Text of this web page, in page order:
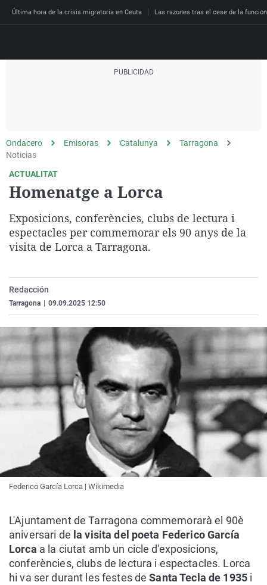
Última hora de la crisis migratoria en Ceuta Las razones tras el cese de la
Radioestadio
Radioestadio noche
La rosa de los vientos
Como el perro y el
Malas decisiones
Invisibles
Prohibido morirse
Caso
Equipo de
Operación Viuda
España
Aragón
Cataluña
Comunidad de Madrid
Extremadura
La Rioja
Navarra
País Vasco
Economía
Deportes
Baloncesto
Más noticias
Mundo
Ciencia y Tecnología
Gastronomía
Virales
Elecciones
Ondacero Emisoras Catalunya
Tarragona
Noticias
ACTUALITAT
Homenatge a Lorca
Exposicions, conferències, clubs de lectura i
espectacles per commemorar els 90 anys de la
visita de Lorca a Tarragona.
Redacción
Tarragona 09.09.2025 12:50
Federico García Lorca | Wikimedia
L'Ajuntament de Tarragona commemorarà el 90è
aniversari de la visita del poeta Federico García
Lorca a la ciutat amb un cicle d'exposicions,
conferències, clubs de lectura i espectacles. Lorca
hi va ser durant les festes de Santa Tecla de 1935 i